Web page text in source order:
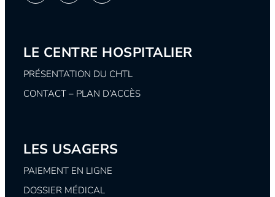
LE CENTRE HOSPITALIER
PRÉSENTATION DU CHTL
CONTACT – PLAN D’ACCÈS
LES USAGERS
PAIEMENT EN LIGNE
DOSSIER MÉDICAL